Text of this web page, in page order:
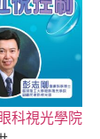
科視光學院